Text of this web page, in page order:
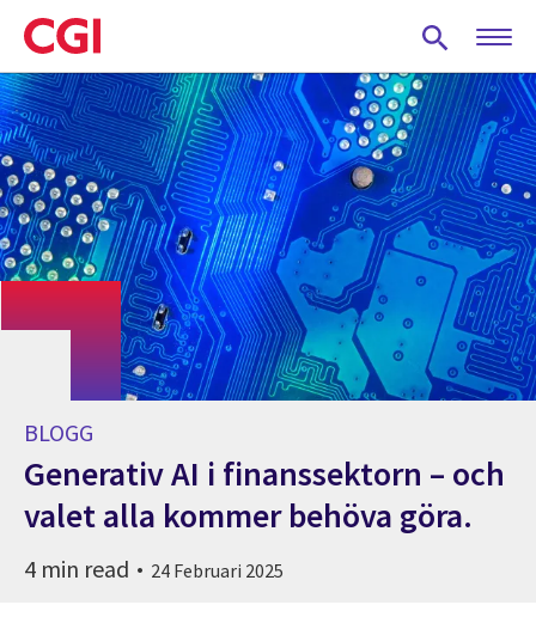
Skip
to
main
content
BLOGG
Generativ AI i finanssektorn – och
valet alla kommer behöva göra.
4 min read 24 Februari 2025